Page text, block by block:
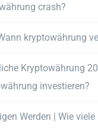
crash?
kryptowährung
Kryptowährung
investieren?
Werden | Wie viele